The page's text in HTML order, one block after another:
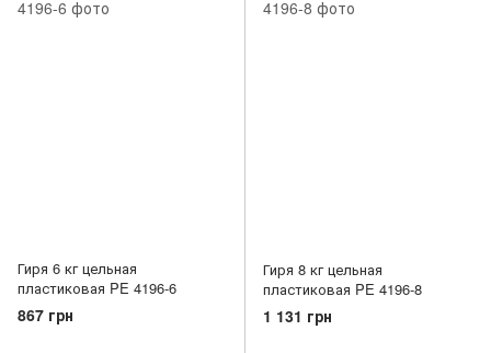
Гиря 6 кг цельная
пластиковая PE 4196-6
867 грн
Гиря 8 кг цельная
пластиковая PE 4196-8
1 131 грн